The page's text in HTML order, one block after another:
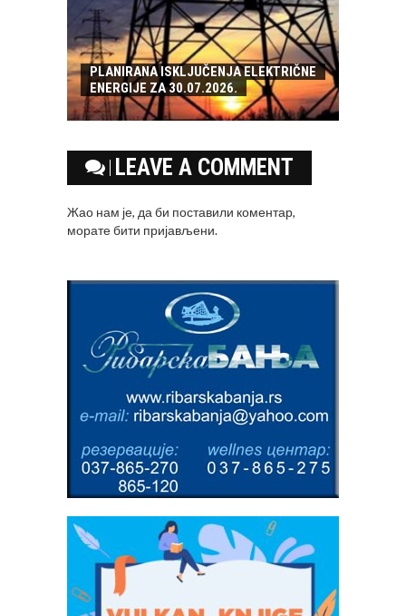
PLANIRANA ISKLJUČENJA ELEKTRIČNE
ENERGIJE ZA 30.07.2026.
LEAVE A COMMENT
Жао нам је, да би поставили коментар,
моратебити пријављени.